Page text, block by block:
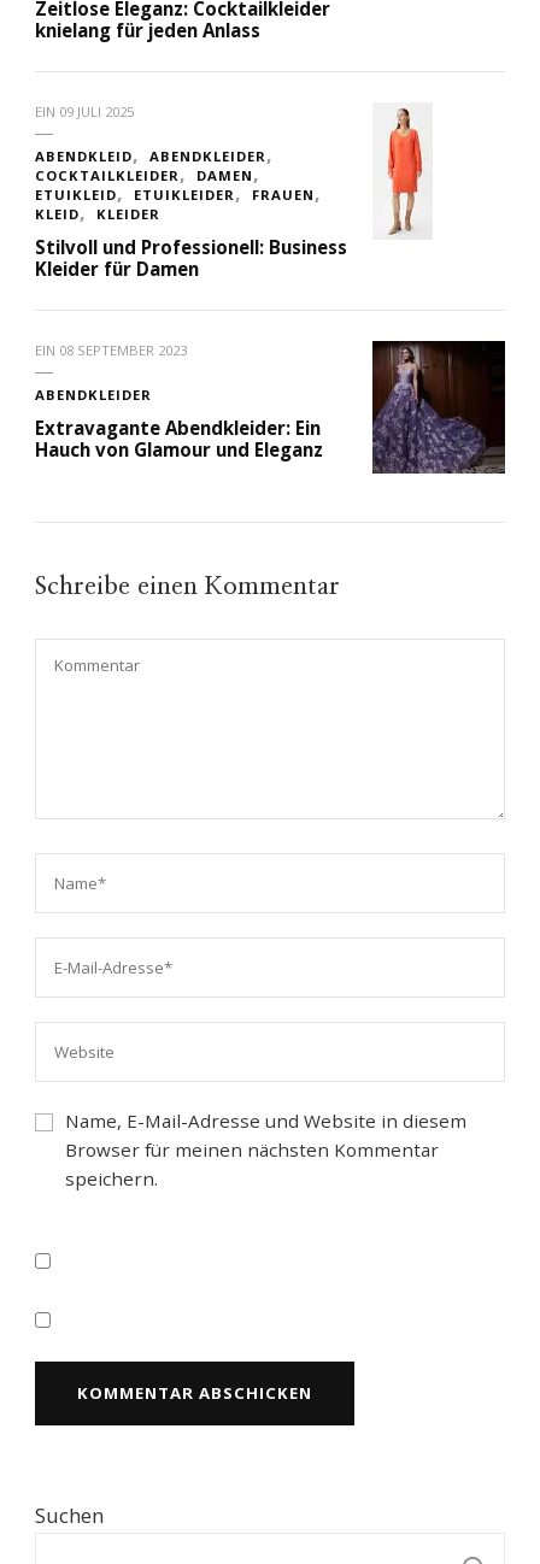
Zeitlose Eleganz: Cocktailkleider
knielang für jeden Anlass
EIN 09 JULI 2025
ABENDKLEID
ABENDKLEIDER
COCKTAILKLEIDER
DAMEN
ETUIKLEID
ETUIKLEIDER
FRAUEN
KLEID
KLEIDER
Stilvoll und Professionell: Business
Kleider für Damen
EIN 08 SEPTEMBER 2023
ABENDKLEIDER
Extravagante Abendkleider: Ein
Hauch von Glamour und Eleganz
Schreibe einen Kommentar
Name, E-Mail-Adresse und Website in diesem
Browser für meinen nächsten Kommentar
speichern.
Suchen